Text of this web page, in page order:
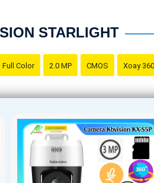
sản phẩm trên thị trường để chọn
STARLIGHT
Full Color 2.0 MP CMOS Xoay 360